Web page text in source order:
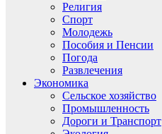
Религия
Спорт
Молодежь
Пособия и Пенсии
Погода
Развлечения
Экономика
Сельское хозяйство
Промышленность
Дороги и Транспорт